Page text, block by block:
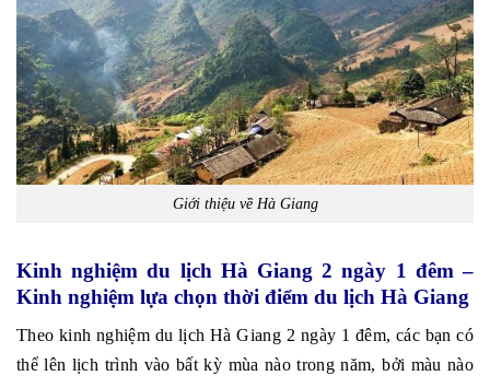
Giới thiệu về Hà Giang
Kinh nghiệm du lịch Hà Giang 2 ngày 1 đêm –
Kinh nghiệm lựa chọn thời điểm du lịch Hà Giang
Theo kinh nghiệm du lịch Hà Giang 2 ngày 1 đêm, các bạn có
thể lên lịch trình vào bất kỳ mùa nào trong năm, bởi màu nào